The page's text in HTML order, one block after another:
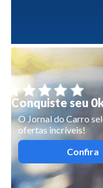
Conquiste seu
O Jornal do Carro
ofertas incríveis!
Confira